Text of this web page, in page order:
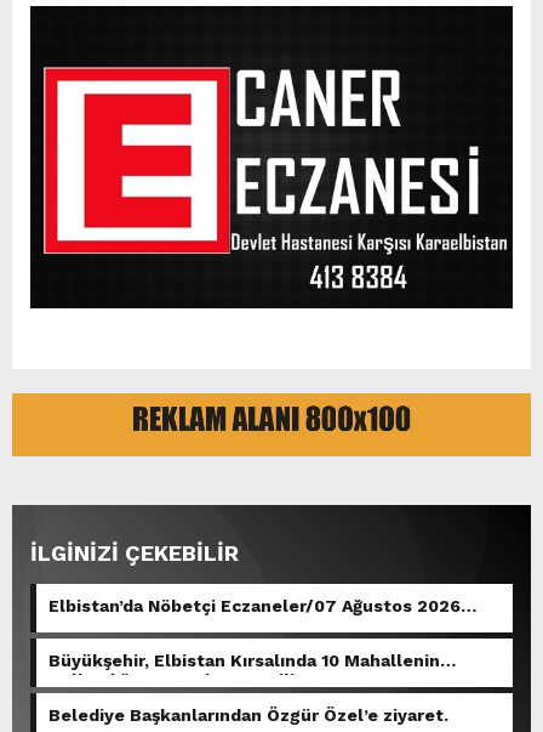
İLGİNİZİ ÇEKEBİLİR
Elbistan’da Nöbetçi Eczaneler/07 Ağustos 2026
Büyükşehir, Elbistan Kırsalında 10 Mahallenin
Kullandığı Grup Yolunu Yeniliyor.
Belediye Başkanlarından Özgür Özel’e ziyaret.